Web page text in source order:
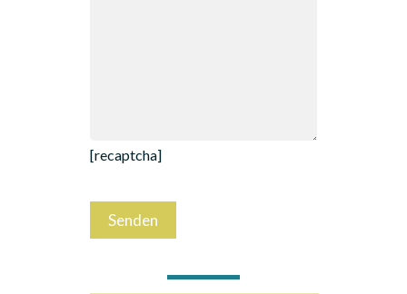
[recaptcha]